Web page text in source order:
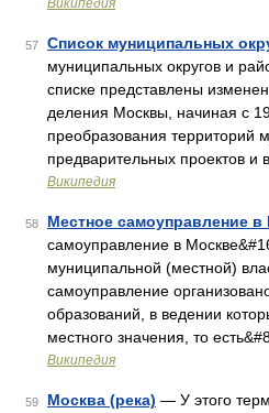
Википедия
57 Список муниципальных
муниципальных округов и
списке представлены
деления Москвы, начиная с
преобразования территорий
предварительных проектов и
Википедия
58 Местное самоуправление в
самоуправление в
муниципальной (местной)
самоуправление
образований, в ведении
местного значения, то
Википедия
59 Москва (река) — У этого